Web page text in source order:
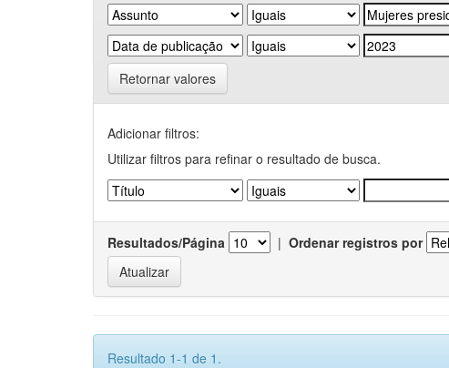
Retornar valores
Adicionar filtros:
Utilizar filtros para refinar o resultado de busca.
Resultados/Página | Ordenar registros por
Resultado 1-1 de 1.